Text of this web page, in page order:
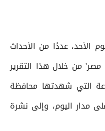
الأحد، عددًا من الأحداث
مصر' من خلال هذا التقرير
التي شهدتها محافظة
مدار اليوم، وإلى نشرة